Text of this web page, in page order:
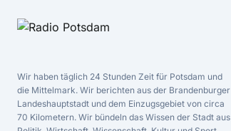
Wir haben täglich 24 Stunden Zeit für Potsdam und
die Mittelmark. Wir berichten aus der Brandenburger
Landeshauptstadt und dem Einzugsgebiet von circa
70 Kilometern. Wir bündeln das Wissen der Stadt aus